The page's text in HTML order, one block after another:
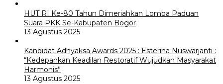
HUT RI Ke-80 Tahun Dimeriahkan Lomba Paduan
Suara PKK Se-Kabupaten Bogor
13 Agustus 2025
Kandidat Adhyaksa Awards 2025 : Esterina Nuswarjanti :
“Kedepankan Keadilan Restoratif Wujudkan Masyarakat
Harmonis”
13 Agustus 2025